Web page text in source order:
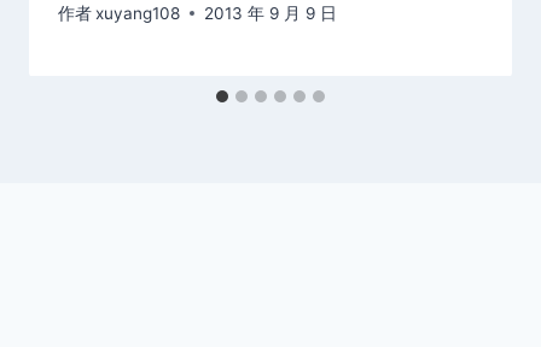
作者xuyang108 2013 年 9 月 9 日